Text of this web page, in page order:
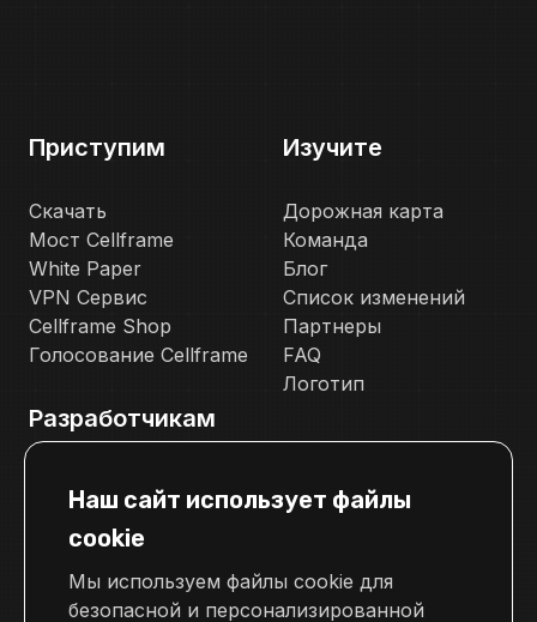
Приступим
Скачать
Мост Cellframe
White Paper
VPN Сервис
Cellframe Shop
Голосование Cellframe
Изучите
Дорожная карта
Команда
Блог
Список изменений
Партнеры
FAQ
Логотип
Разработчикам
Телеграм канал для разработчиков
Свяжитесь с нами
pr@cellframe.net
Наш сайт использует файлы
cookie
Мы используем файлы cookie для
безопасной и персонализированной